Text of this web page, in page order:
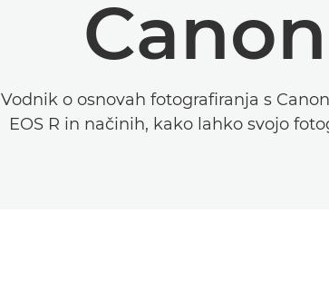
Vodnik o osnovah fotografiranja s
EOS R in načinih, kako lahko svojo